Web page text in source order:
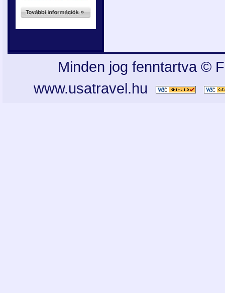
Minden jog fenntartva ©
www.usatravel.hu